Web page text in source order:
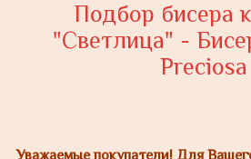
Подбор бисера
"Светлица" -
Preciosa
Уважаемые покупатели! Для